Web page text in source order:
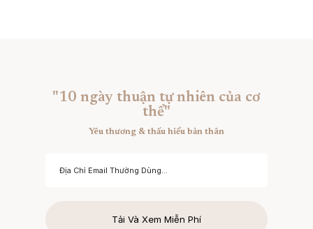
"10 ngày thuận tự nhiên của cơ
thể"
Yêu thương & thấu hiểu bản thân
Tải Và Xem Miễn Phí